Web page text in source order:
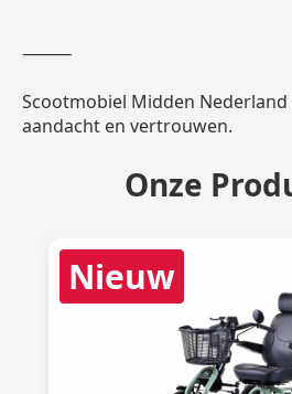
⸻
Scootmobiel Midden
aandacht en vertrouwen.
Onze
Nieuw